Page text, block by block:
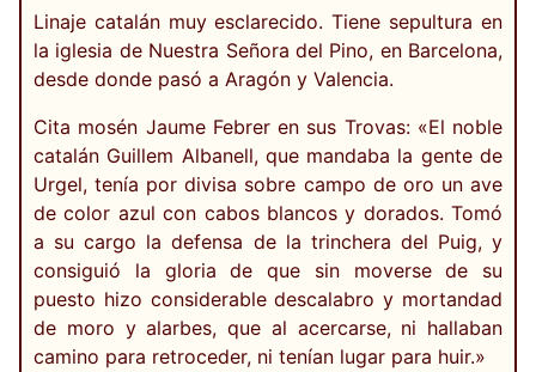
Linaje catalán muy esclarecido. Tiene sepultura en
la iglesia de Nuestra Señora del Pino, en Barcelona,
desde donde pasó a Aragón y Valencia.
Cita mosén Jaume Febrer en sus Trovas: «El noble
catalán Guillem Albanell, que mandaba la gente de
Urgel, tenía por divisa sobre campo de oro un ave
de color azul con cabos blancos y dorados. Tomó
a su cargo la defensa de la trinchera del Puig, y
consiguió la gloria de que sin moverse de su
puesto hizo considerable descalabro y mortandad
de moro y alarbes, que al acercarse, ni hallaban
camino para retroceder, ni tenían lugar para huir.»